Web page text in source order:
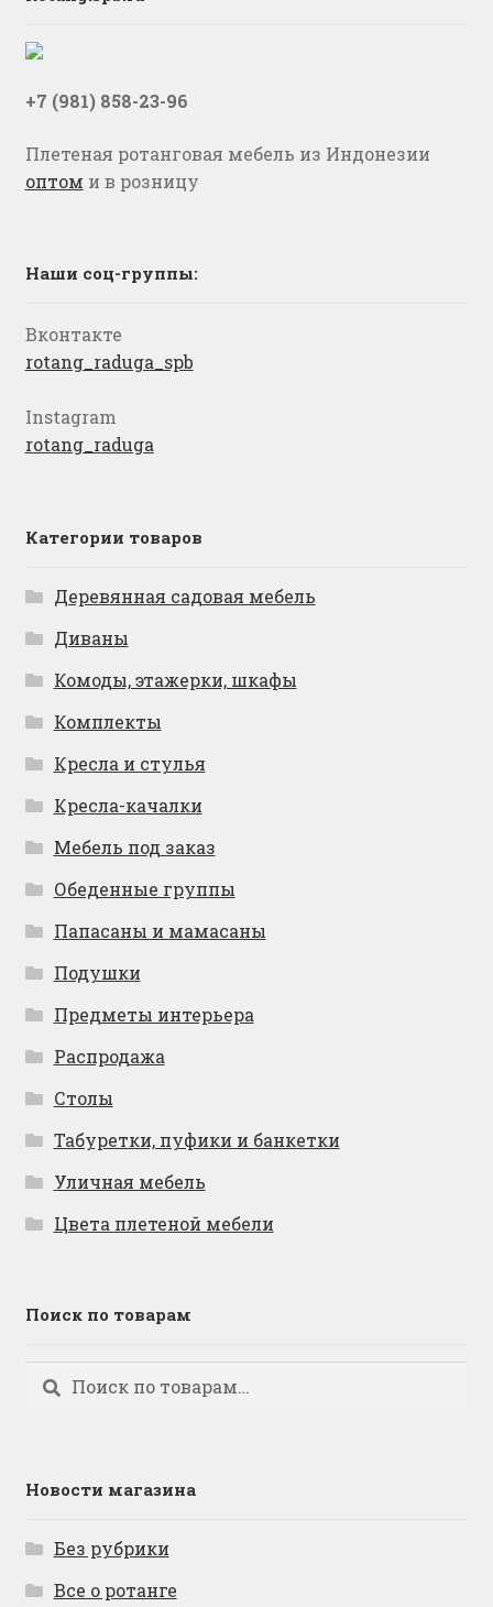
+7 (981) 858-23-96
Плетеная ротанговая мебель из Индонезии
оптом и в розницу
Наши соц-группы:
Вконтакте
rotang_raduga_spb
Instagram
rotang_raduga
Категории товаров
Деревянная садовая мебель
Диваны
Комоды, этажерки, шкафы
Комплекты
Кресла и стулья
Кресла-качалки
Мебель под заказ
Обеденные группы
Папасаны и мамасаны
Подушки
Предметы интерьера
Распродажа
Столы
Табуретки, пуфики и банкетки
Уличная мебель
Цвета плетеной мебели
Поиск по товарам
Искать:
Поиск
Новости магазина
Без рубрики
Все о ротанге